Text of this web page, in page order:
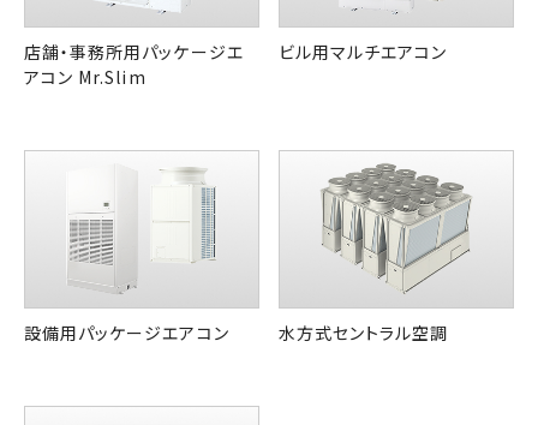
店舗・事務所用パッケージエ
アコン Mr.Slim
ビル用マルチエアコン
設備用パッケージエアコン 水方式セントラル空調